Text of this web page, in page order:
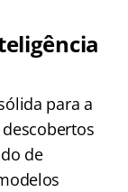
para a
de